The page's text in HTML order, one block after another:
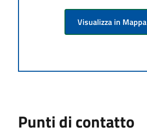
Visualizza in Mappa
Punti di contatto